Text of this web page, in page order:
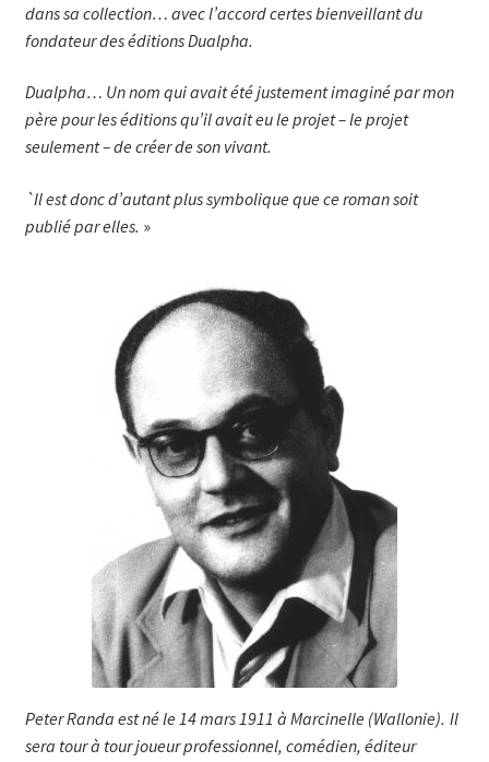
dans sa collection… avec l’accord certes bienveillant du
fondateur des éditions Dualpha.
Dualpha… Un nom qui avait été justement imaginé par mon
père pour les éditions qu’il avait eu le projet – le projet
seulement – de créer de son vivant.
`Il est donc d’autant plus symbolique que ce roman soit
publié par elles. »
Peter Randa est né le 14 mars 1911 à Marcinelle (Wallonie). Il
sera tour à tour joueur professionnel, comédien, éditeur